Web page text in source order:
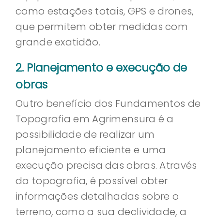
como estações totais, GPS e drones,
que permitem obter medidas com
grande exatidão.
2. Planejamento e execução de
obras
Outro benefício dos Fundamentos de
Topografia em Agrimensura é a
possibilidade de realizar um
planejamento eficiente e uma
execução precisa das obras. Através
da topografia, é possível obter
informações detalhadas sobre o
terreno, como a sua declividade, a